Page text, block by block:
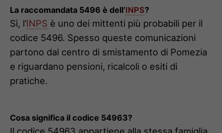
La raccomandata 5496 è dell’INPS?
Sì, l’INPS è uno dei mittenti più probabili per il
codice 5496. Spesso queste comunicazioni
partono dal centro di smistamento di Pomezia
e riguardano pensioni, ricalcoli o esiti di
pratiche.
Cosa significa il codice 54963?